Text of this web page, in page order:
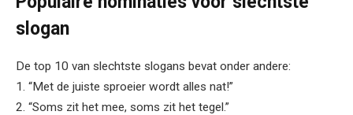
slogan
De top 10 van slechtste slogans bevat onder andere:
1. “Met de juiste sproeier wordt alles nat!”
2. “Soms zit het mee, soms zit het tegel.”